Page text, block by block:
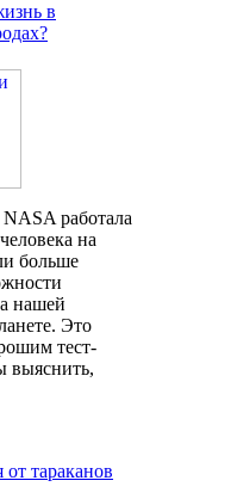
в
работала
на
больше
нашей
Это
тест-
выяснить,
от тараканов